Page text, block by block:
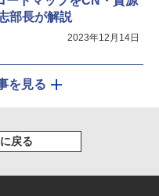
部長が解説
2023年12月14日
を見る
戻る